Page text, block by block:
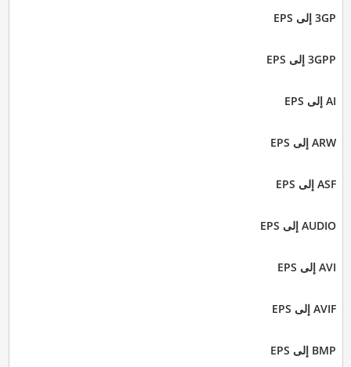
3GP إلى EPS
3GPP إلى EPS
AI إلى EPS
ARW إلى EPS
ASF إلى EPS
AUDIO إلى EPS
AVI إلى EPS
AVIF إلى EPS
BMP إلى EPS